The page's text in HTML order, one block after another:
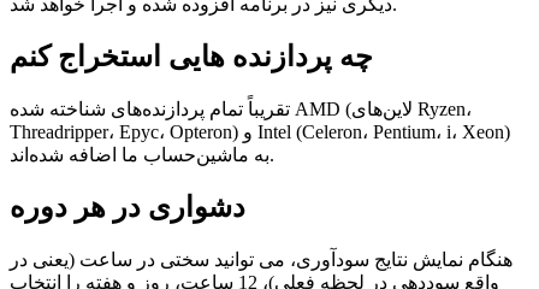
دیگری نیز در برنامه افزوده شده و اجرا خواهد شد.
چه پردازنده هایی استخراج کنم
تقریباً تمام پردازنده‌های شناخته شده AMD (لاین‌های Ryzen،
Threadripper، Epyc، Opteron) و Intel (Celeron، Pentium، i، Xeon)
به ماشین‌حساب ما اضافه شده‌اند.
دشواری در هر دوره
هنگام نمایش نتایج سودآوری، می توانید سختی در ساعت (یعنی در
واقع سوددهی در لحظه فعلی)، 12 ساعت، روز و هفته را انتخاب